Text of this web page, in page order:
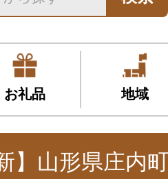
お礼品 地域
】山形県庄内